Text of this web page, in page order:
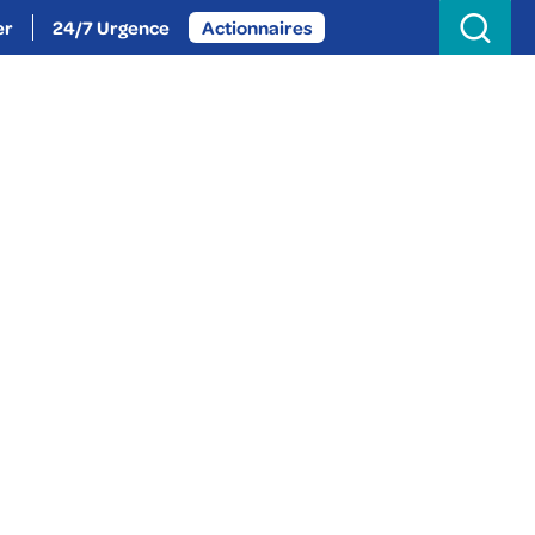
24/7 Urgence Actionnaires
for: